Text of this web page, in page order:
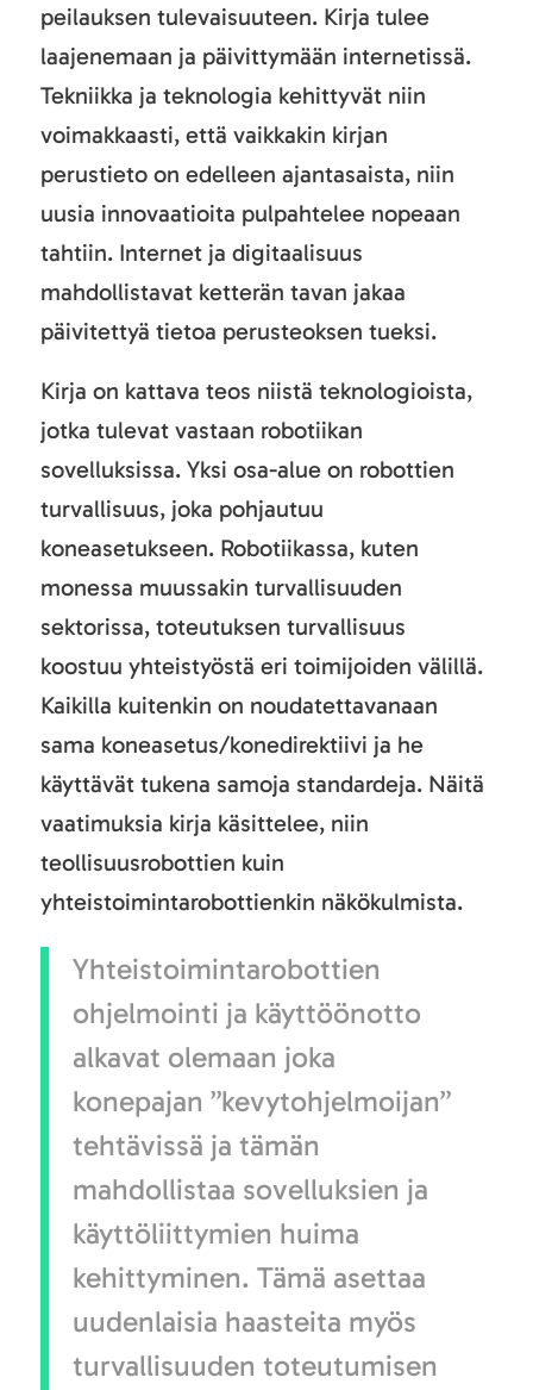
peilauksen tulevaisuuteen. Kirja tulee
laajenemaan ja päivittymään internetissä.
Tekniikka ja teknologia kehittyvät niin
voimakkaasti, että vaikkakin kirjan
perustieto on edelleen ajantasaista, niin
uusia innovaatioita pulpahtelee nopeaan
tahtiin. Internet ja digitaalisuus
mahdollistavat ketterän tavan jakaa
päivitettyä tietoa perusteoksen tueksi.
Kirja on kattava teos niistä teknologioista,
jotka tulevat vastaan robotiikan
sovelluksissa. Yksi osa-alue on robottien
turvallisuus, joka pohjautuu
koneasetukseen. Robotiikassa, kuten
monessa muussakin turvallisuuden
sektorissa, toteutuksen turvallisuus
koostuu yhteistyöstä eri toimijoiden välillä.
Kaikilla kuitenkin on noudatettavanaan
sama koneasetus/konedirektiivi ja he
käyttävät tukena samoja standardeja. Näitä
vaatimuksia kirja käsittelee, niin
teollisuusrobottien kuin
yhteistoimintarobottienkin näkökulmista.
Yhteistoimintarobottien
ohjelmointi ja käyttöönotto
alkavat olemaan joka
konepajan ”kevytohjelmoijan”
tehtävissä ja tämän
mahdollistaa sovelluksien ja
käyttöliittymien huima
kehittyminen. Tämä asettaa
uudenlaisia haasteita myös
turvallisuuden toteutumisen